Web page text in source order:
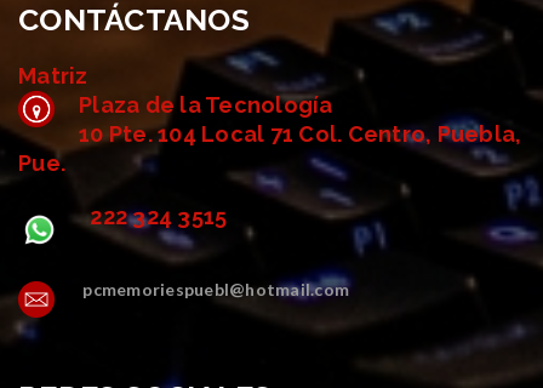
CONTÁCTANOS
Matriz
Plaza de la Tecnología
10 Pte. 104 Local 71 Col. Centro, Puebla,
Pue.
222 324 3515
pcmemoriespuebl@hotmail.com